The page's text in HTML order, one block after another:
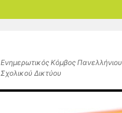
Ενημερωτικός Κόμβος Πανελλήνιου
Σχολικού Δικτύου